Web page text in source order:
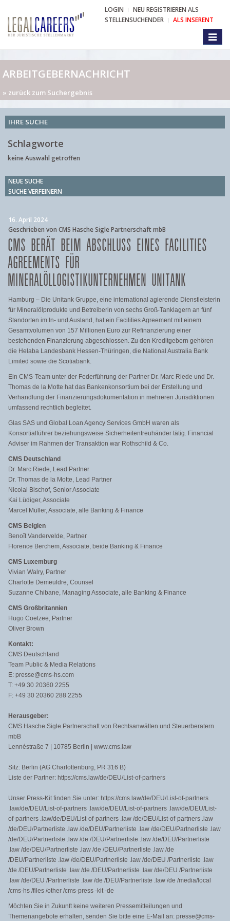
LOGIN
NEU REGISTRIEREN ALS
STELLENSUCHENDER
ALS INSERENT
ARBEITGEBERNACHRICHT
» zurück zum Suchergebnis
IHRE SUCHE
Schlagworte
keine Auswahl getroffen
NEUE SUCHE
SUCHE VERFEINERN
16. April 2024
Geschrieben von CMS Hasche Sigle Partnerschaft mbB
CMS BERÄT BEIM ABSCHLUSS EINES FACILITIES
AGREEMENTS FÜR
MINERALÖLLOGISTIKUNTERNEHMEN UNITANK
Hamburg – Die Unitank Gruppe, eine international agierende Dienstleisterin
für Mineralölprodukte und Betreiberin von sechs Groß-Tanklagern an fünf
Standorten im In- und Ausland, hat ein Facilities Agreement mit einem
Gesamtvolumen von 157 Millionen Euro zur Refinanzierung einer
bestehenden Finanzierung abgeschlossen. Zu den Kreditgebern gehören
die Helaba Landesbank Hessen-Thüringen, die National Australia Bank
Limited sowie die Scotiabank.
Ein CMS-Team unter der Federführung der Partner Dr. Marc Riede und Dr.
Thomas de la Motte hat das Bankenkonsortium bei der Erstellung und
Verhandlung der Finanzierungsdokumentation in mehreren Jurisdiktionen
umfassend rechtlich begleitet.
Glas SAS und Global Loan Agency Services GmbH waren als
Konsortialführer beziehungsweise Sicherheitentreuhänder tätig. Financial
Adviser im Rahmen der Transaktion war Rothschild & Co.
CMS Deutschland
Dr. Marc Riede, Lead Partner
Dr. Thomas de la Motte, Lead Partner
Nicolai Bischof, Senior Associate
Kai Lüdiger, Associate
Marcel Müller, Associate, alle Banking & Finance
CMS Belgien
Benoît Vandervelde, Partner
Florence Berchem, Associate, beide Banking & Finance
CMS Luxemburg
Vivian Walry, Partner
Charlotte Demeuldre, Counsel
Suzanne Chibane, Managing Associate, alle Banking & Finance
CMS Großbritannien
Hugo Coetzee, Partner
Oliver Brown
Kontakt:
CMS Deutschland
Team Public & Media Relations
E: presse@cms-hs.com
T: +49 30 20360 2255
F: +49 30 20360 288 2255
Herausgeber:
CMS Hasche Sigle Partnerschaft von Rechtsanwälten und Steuerberatern
mbB
Lennéstraße 7 | 10785 Berlin | www.cms.law
Sitz: Berlin (AG Charlottenburg, PR 316 B)
Liste der Partner: https://cms.law/de/DEU/List-of-partners
Unser Press-Kit finden Sie unter: https://cms.law/de/DEU/List-of-partners
.law/de/DEU/List-of-partners .law/de/DEU/List-of-partners .law/de/DEU/List-
of-partners .law/de/DEU/List-of-partners .law /de/DEU/List-of-partners .law
/de/DEU/Partnerliste .law /de/DEU/Partnerliste .law /de/DEU/Partnerliste .law
/de/DEU/Partnerliste .law /de /DEU/Partnerliste .law /de/DEU/Partnerliste
.law /de/DEU/Partnerliste .law /de /DEU/Partnerliste .law /de
/DEU/Partnerliste .law /de/DEU/Partnerliste .law /de/DEU /Partnerliste .law
/de /DEU/Partnerliste .law /de /DEU/Partnerliste .law /de/DEU /Partnerliste
.law /de/DEU /Partnerliste .law /de /DEU/Partnerliste .law /de /media/local
/cms-hs /files /other /cms-press -kit -de
Möchten Sie in Zukunft keine weiteren Pressemitteilungen und
Themenangebote erhalten, senden Sie bitte eine E-Mail an: presse@cms-